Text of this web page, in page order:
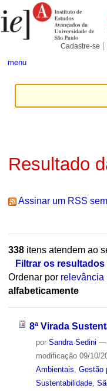
para
conteúdo.
Pessoais
Cadastre-se
menu
Resultado
Assinar um RSS
338itens atendem ao
Filtrar os resultados
Ordenar por relevância
alfabeticamente
8ª Virada
por Sandra Sedini —
modificação09/10/
Ambientais Gestão
Sustentabilidade,